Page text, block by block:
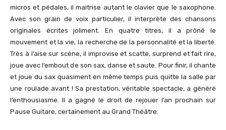
micros et pédales, il maitrise autant le clavier que le saxophone.
Avec son grain de voix particulier, il interprète des chansons
originales écrites joliment. En quatre titres, il a prôné le
mouvement et la vie, la recherche de la personnalité et la liberté.
Très à l’aise sur scène, il improvise et scatte, surprend et fait rire,
joue avec l’embout de son sax, danse et saute. Pour finir, il chante
et joue du sax quasiment en même temps puis quitte la salle par
une roulade avant ! Sa prestation, véritable spectacle, a généré
l’enthousiasme. Il a gagné le droit de rejouer l’an prochain sur
Pause Guitare, certainement au Grand Théâtre.